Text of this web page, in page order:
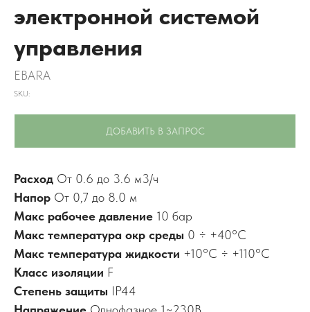
электронной системой
управления
EBARA
SKU:
ДОБАВИТЬ В ЗАПРОС
Расход От 0.6 до 3.6 м3/ч
Напор От 0,7 до 8.0 м
Макс рабочее давление 10 бар
Макс температура окр среды 0 ÷ +40°C
Макс температура жидкости +10°C ÷ +110°C
Класс изоляции F
Степень защиты IP44